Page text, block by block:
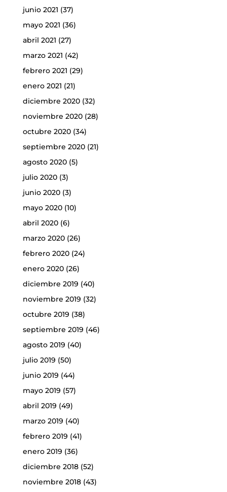
junio 2021 (37)
mayo 2021 (36)
abril 2021 (27)
marzo 2021 (42)
febrero 2021 (29)
enero 2021 (21)
diciembre 2020(32)
noviembre 2020(28)
octubre 2020(34)
septiembre 2020(21)
agosto 2020(5)
julio 2020(3)
junio 2020(3)
mayo 2020(10)
abril 2020(6)
marzo 2020(26)
febrero 2020(24)
enero 2020(26)
diciembre 2019 (40)
noviembre 2019 (32)
octubre 2019 (38)
septiembre 2019 (46)
agosto 2019 (40)
julio 2019 (50)
junio 2019 (44)
mayo 2019 (57)
abril 2019 (49)
marzo 2019 (40)
febrero 2019 (41)
enero 2019 (36)
diciembre 2018(52)
noviembre 2018(43)